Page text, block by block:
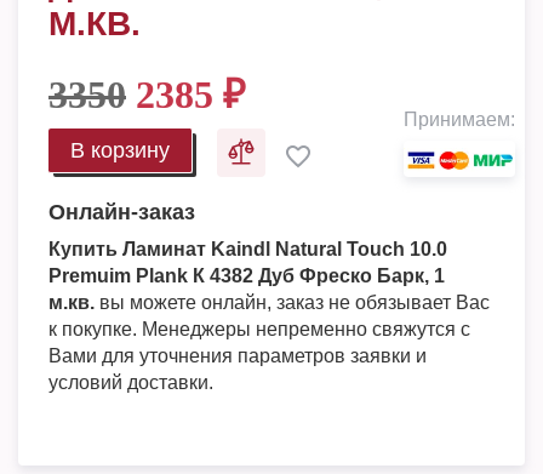
М.КВ.
3350 2385 ₽
В корзину
Принимаем:
Онлайн-заказ
Купить Ламинат Kaindl Natural Touch 10.0
Premuim Plank К 4382 Дуб Фреско Барк, 1
м.кв. вы можете онлайн, заказ не обязывает Вас
к покупке. Менеджеры непременно свяжутся с
Вами для уточнения параметров заявки и
условий доставки.